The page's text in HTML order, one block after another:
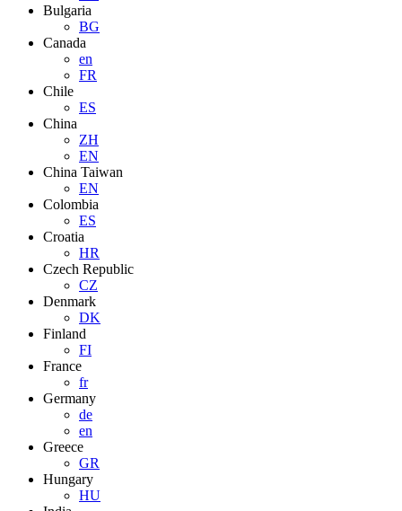
Bulgaria
BG
Canada
en
FR
Chile
ES
China
ZH
EN
China Taiwan
EN
Colombia
ES
Croatia
HR
Czech Republic
CZ
Denmark
DK
Finland
FI
France
fr
Germany
de
en
Greece
GR
Hungary
HU